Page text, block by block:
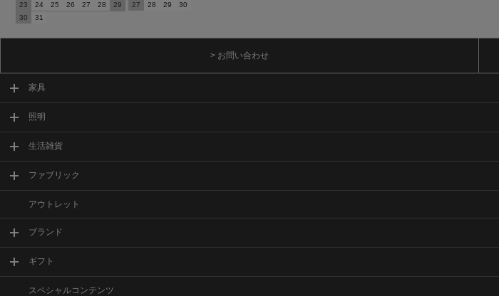
23
24 25 26 27 28
29
30
31
27
28 29 30
> お問い合わせ
家具
照明
生活雑貨
ファブリック
アウトレット
ブランド
ギフト
スペシャルコンテンツ